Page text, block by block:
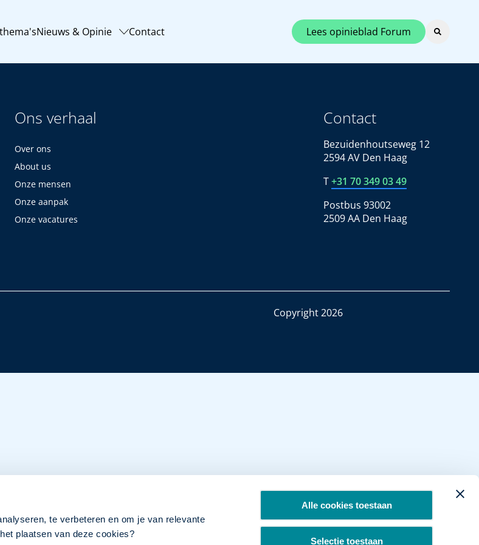
te verbeteren en om je van relevante
plaatsen van deze cookies?
Alle cookies toestaan
Selectie toestaan
Nieuws & Opinie Contact Lees opinieblad Forum
Ons verhaal
Over ons
About us
Onze mensen
Onze aanpak
Onze vacatures
Contact
Bezuidenhoutseweg 12
2594 AV Den Haag
T+31 70 349 03 49
Postbus 93002
2509 AA Den Haag
Copyright 2026